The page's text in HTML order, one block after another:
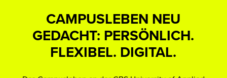
CAMPUSLEBEN NEU
GEDACHT: PERSÖNLICH.
FLEXIBEL. DIGITAL.